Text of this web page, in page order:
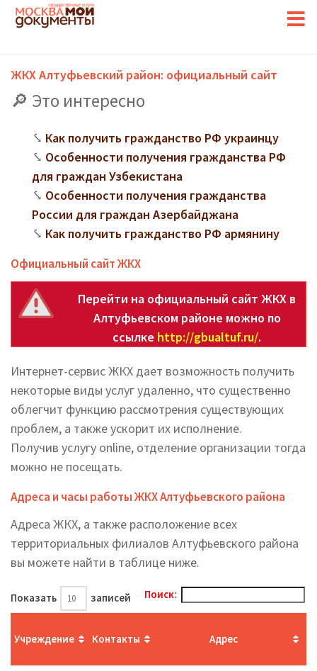
ЖКХ Алтуфьевский район: официальный сайт
Это интересно
Как получить гражданство РФ украинцу
Особенности получения гражданства РФ
для граждан Узбекистана
Особенности получения гражданства
России для граждан Азербайджана
Как получить гражданство РФ армянину
Официальный сайт ЖКХ
Перейти на официальный сайт ЖКХ в
Алтуфьевском районе можно по
ссылке http://gbualtuf.ru/.
Интернет-сервис ЖКХ дает возможность получить
некоторые виды услуг удаленно, что существенно
облегчит функцию рассмотрения существующих
проблем, а также ускорит их исполнение.
Получив услугу online, отделение организации тогда
можно не посещать.
Адреса и часы работы ЖКХ Алтуфьевского района
Адреса ЖКХ, а также расположение всех
территориальных филиалов Алтуфьевского района
вы можете найти в таблице ниже.
Показать записей Поиск:
Учреждение Контакты Адрес